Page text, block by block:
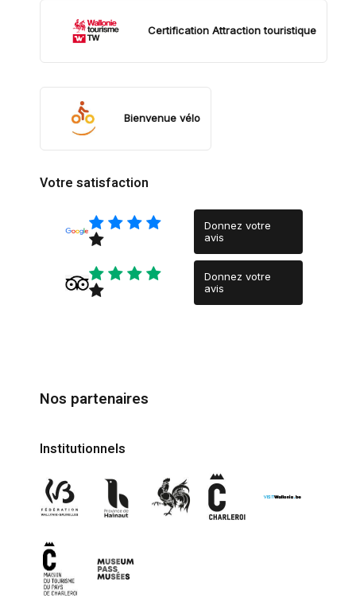
Certification Attraction touristique
Bienvenue vélo
Votre satisfaction
Donnez votre
avis
Donnez votre
avis
Nos partenaires
Institutionnels